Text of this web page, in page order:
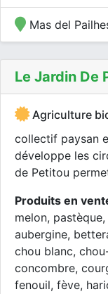
Mas del
Le Jardin De
Agriculture
collectif paysan
développe les
de Petitou
Produits en
melon,
aubergine,
chou blanc,
concombre,
fenouil, fève,